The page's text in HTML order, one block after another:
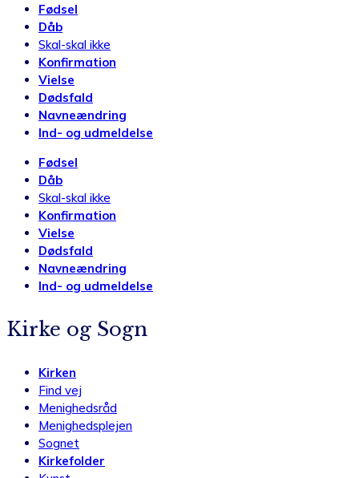
Fødsel
Dåb
Skal-skal ikke
Konfirmation
Vielse
Dødsfald
Navneændring
Ind- og udmeldelse
Fødsel
Dåb
Skal-skal ikke
Konfirmation
Vielse
Dødsfald
Navneændring
Ind- og udmeldelse
Kirke og Sogn
Kirken
Find vej
Menighedsråd
Menighedsplejen
Sognet
Kirkefolder